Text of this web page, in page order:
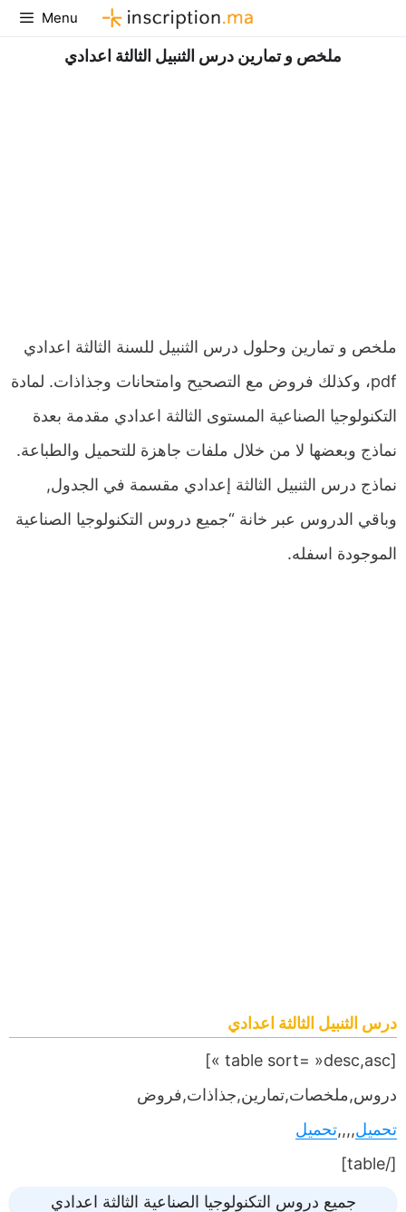
Aller
au
Menu
ملخص و تمارين درس الثنبيل الثالثة اعدادي
ملخص و تمارين وحلول درس الثنبيل للسنة الثالثة اعدادي
pdf، وكذلك فروض مع التصحيح وامتحانات وجذاذات. لمادة
التكنولوجيا الصناعية المستوى الثالثة اعدادي مقدمة بعدة
نماذج وبعضها لا من خلال ملفات جاهزة للتحميل والطباعة.
نماذج درس الثنبيل الثالثة إعدادي مقسمة في الجدول,
وباقي الدروس عبر خانة “جميع دروس التكنولوجيا الصناعية
الموجودة اسفله.
درس الثنبيل الثالثة اعدادي
[table sort= »desc,asc »]
دروس,ملخصات,تمارين,جذاذات,فروض
تحميل,,,,تحميل
[/table]
جميع دروس التكنولوجيا الصناعية الثالثة اعدادي